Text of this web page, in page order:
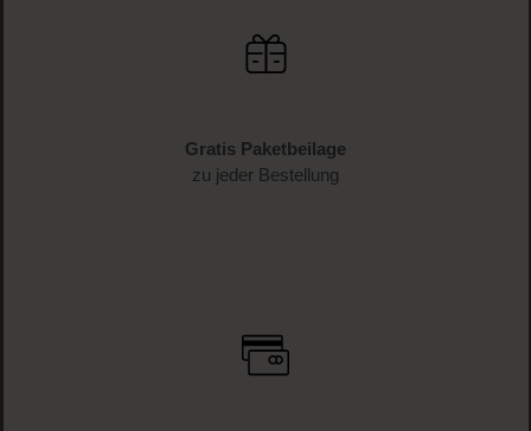
Gratis Paketbeilage
zu jeder Bestellung